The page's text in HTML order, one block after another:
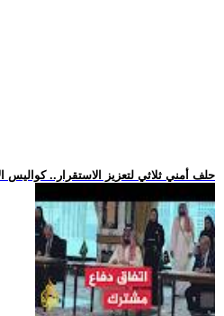
.. حلف أمني ثلاثي لتعزيز الاستقرار.. كواليس